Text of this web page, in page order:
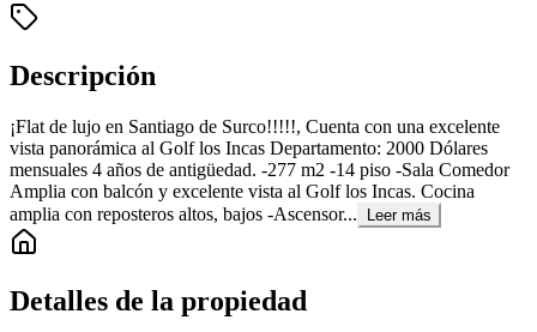
Descripción
¡Flat de lujo en Santiago de Surco!!!!!, Cuenta con una excelente
vista panorámica al Golf los Incas Departamento: 2000 Dólares
mensuales 4 años de antigüedad. -277 m2 -14 piso -Sala Comedor
Amplia con balcón y excelente vista al Golf los Incas. Cocina
amplia con reposteros altos, bajos -Ascensor...
Leer más
Detalles de la propiedad